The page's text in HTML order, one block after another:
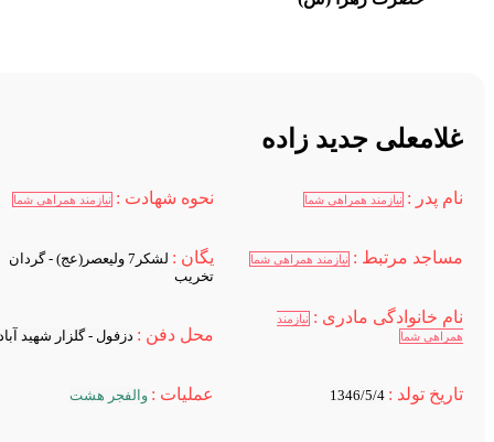
جدید زاده
پدر : نیازمند همراهی شما
مرتبط : نیازمند همراهی شما
خانوادگی مادری : نیازمند
شما
تولد : 1346/5/4
نحوه شهادت : نیازمند همراهی شما
یگان :
لشکر7 ولیعصر(عج) - گردان
تخریب
محل دفن : دزفول - گلزار شهید آباد
عملیات : والفجر هشت